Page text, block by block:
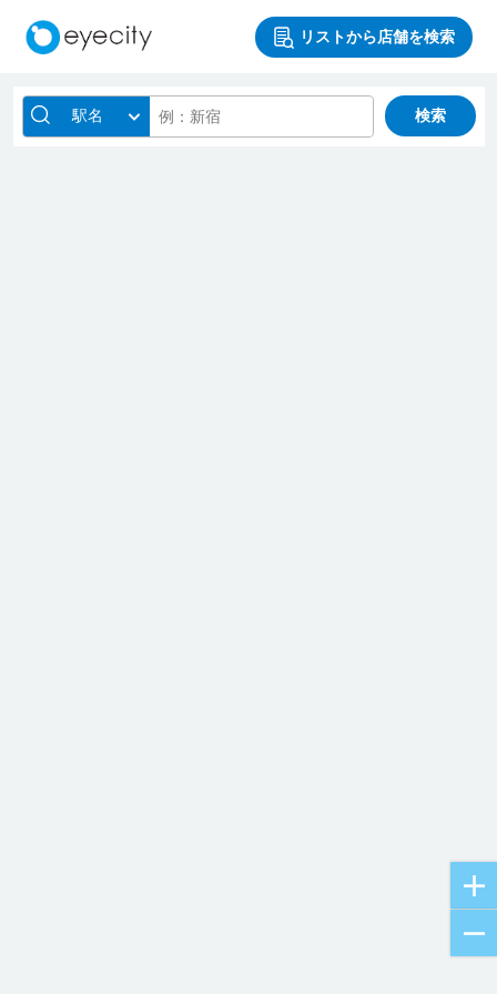
リストから店舗を検索
駅名 検索